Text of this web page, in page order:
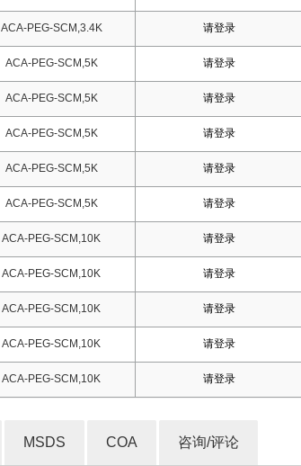
ACA-PEG-SCM,3.4K 请登录
ACA-PEG-SCM,5K 请登录
ACA-PEG-SCM,5K 请登录
ACA-PEG-SCM,5K 请登录
ACA-PEG-SCM,5K 请登录
ACA-PEG-SCM,5K 请登录
ACA-PEG-SCM,10K 请登录
ACA-PEG-SCM,10K 请登录
ACA-PEG-SCM,10K 请登录
ACA-PEG-SCM,10K 请登录
ACA-PEG-SCM,10K 请登录
MSDS COA 咨询/评论